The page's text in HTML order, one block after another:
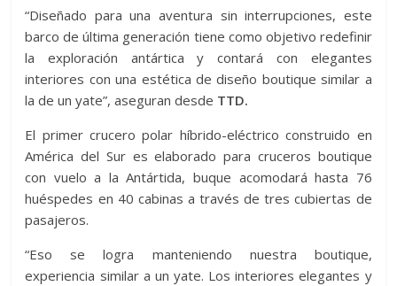
“Diseñado para una aventura sin interrupciones, este
barco de última generación tiene como objetivo redefinir
la exploración antártica y contará con elegantes
interiores con una estética de diseño boutique similar a
la de un yate”, aseguran desde TTD.
El primer crucero polar híbrido-eléctrico construido en
América del Sur es elaborado para cruceros boutique
con vuelo a la Antártida, buque acomodará hasta 76
huéspedes en 40 cabinas a través de tres cubiertas de
pasajeros.
“Eso se logra manteniendo nuestra boutique,
experiencia similar a un yate. Los interiores elegantes y